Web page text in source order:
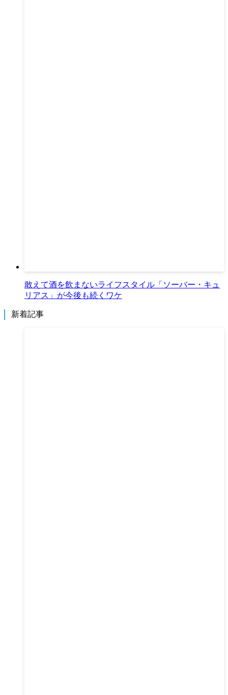
敢えて酒を飲まないライフスタイル「ソーバー・キュ
リアス」が今後も続くワケ
新着記事